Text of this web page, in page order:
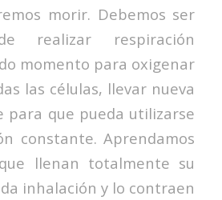
morir. Debemos ser
realizar respiración
momento para oxigenar
las células, llevar nueva
para que pueda utilizarse
constante. Aprendamos
llenan totalmente su
inhalación y lo contraen